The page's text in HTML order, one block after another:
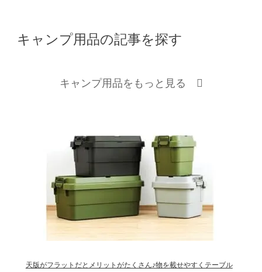
キャンプ用品の記事を探す
キャンプ用品をもっと見る
天版がフラットだとメリットがたくさん♪物を載せやすくテーブル